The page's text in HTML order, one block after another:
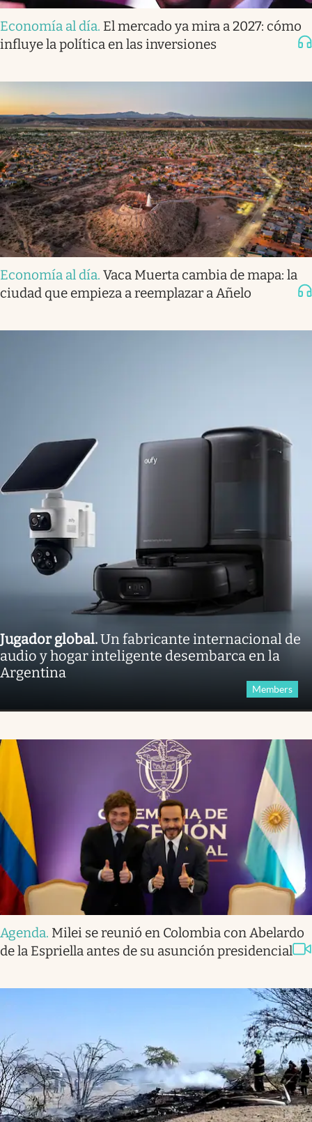
Economía al día. El mercado ya mira a 2027: cómo
influye la política en las inversiones
Economía al día. Vaca Muerta cambia de mapa: la
ciudad que empieza a reemplazar a Añelo
Jugador global.Un fabricante internacional de
audio y hogar inteligente desembarca en la
Argentina
Members
Agenda. Milei se reunió en Colombia con Abelardo
de la Espriella antes de su asunción presidencial